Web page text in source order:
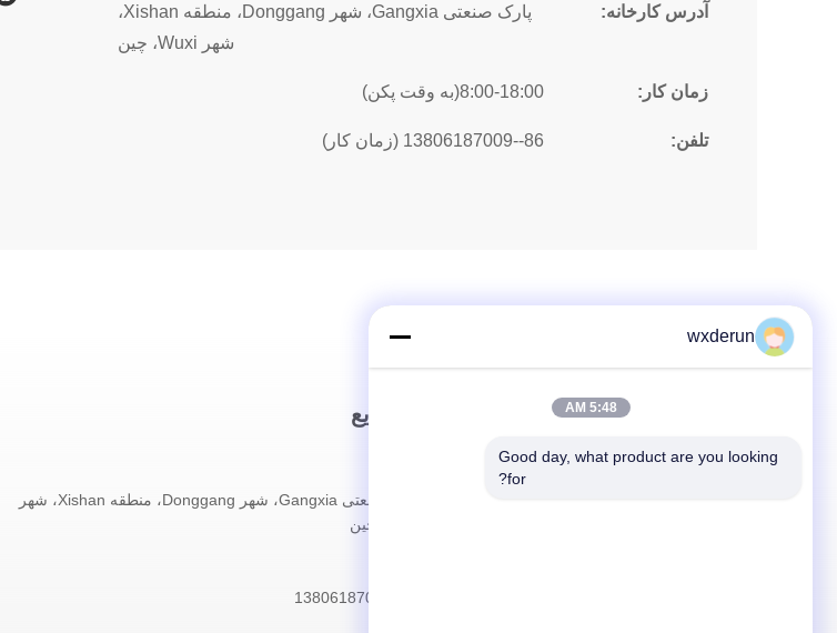
آدرس کارخانه:
پارک صنعتی Gangxia، شهر Donggang، منطقه Xishan،
شهر Wuxi، چین
زمان کار: 8:00-18:00(به وقت پکن)
تلفن: 86--13806187009 (زمان کار)
خونه
تماس سریع
پارک صنعتی Gangxia، شهر Donggang، منطقه Xishan، شهر
wxderun
5:48 AM
Good day, what product are you looking
for?